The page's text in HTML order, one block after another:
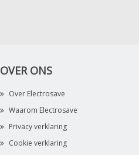
OVER ONS
Over Electrosave
Waarom Electrosave
Privacy verklaring
Cookie verklaring